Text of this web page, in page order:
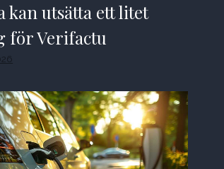
kan utsätta ett litet
för Verifactu